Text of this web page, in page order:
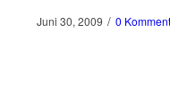
Juni 30, 2009 / 0